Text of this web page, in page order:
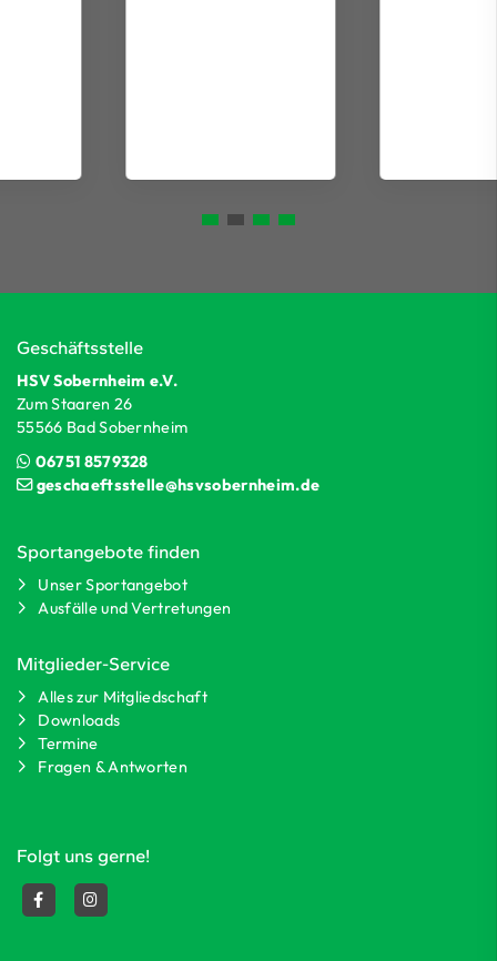
Geschäftsstelle
HSV Sobernheim e.V.
Zum Staaren 26
55566 Bad Sobernheim
06751 8579328
geschaeftsstelle@hsvsobernheim.de
Sportangebote finden
Unser Sportangebot
Ausfälle und Vertretungen
Mitglieder-Service
Alles zur Mitgliedschaft
Downloads
Termine
Fragen & Antworten
Folgt uns gerne!